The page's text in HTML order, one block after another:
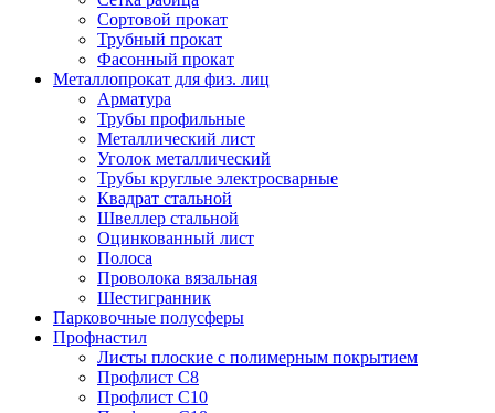
Сортовой прокат
Трубный прокат
Фасонный прокат
Металлопрокат для физ. лиц
Арматура
Трубы профильные
Металлический лист
Уголок металлический
Трубы круглые электросварные
Квадрат стальной
Швеллер стальной
Оцинкованный лист
Полоса
Проволока вязальная
Шестигранник
Парковочные полусферы
Профнастил
Листы плоские с полимерным покрытием
Профлист С8
Профлист С10